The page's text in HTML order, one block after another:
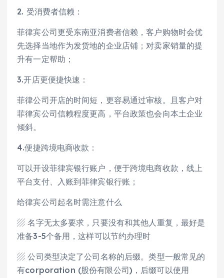
2. 受消费者信赖：
菲律宾公司更受东南亚消费者信赖，客户购物时会优
先选择当地作为发货地的企业店铺；对卖家销量的提
升有一定帮助；
3.开店更便捷快速：
菲律公司开店的时间短，更容易通过审核。且客户对
菲律宾公司信赖程度更高，平台政策也会向本土企业
倾斜。
4.便捷跨境电商收款：
可以开设菲律宾银行账户，便于跨境电商收款，线上
平台支付、入账到菲律宾银行账；
给律宾公司起名时需注意什么
▨ 名字无太多要求，只要没有和其他人重复，最好是
准备3-5个备用，这样可以节约办理时
▨ 公司类型决定了公司名称的后缀。类型一般常见的
有corporation (股份有限公司)，后缀可以使用